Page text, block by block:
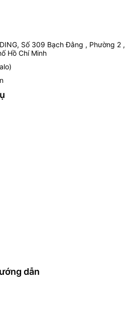
Số 309 Bạch Đằng , Phường 2 ,
Hồ Chí Minh
dẫn